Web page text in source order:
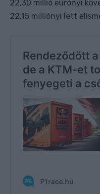
22,30 millió eurónyi
22,15 milliónyi lett